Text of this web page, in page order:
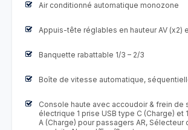
Air conditionné automatique monozone
Appuis-tête réglables en hauteur AV (x2)
Banquette rabattable 1/3 – 2/3
Boîte de vitesse automatique,
Console haute avec accoudoir & frein de
électrique 1 prise USB type C (Charge) et
A (Charge) pour passagers AR, Sélecteur